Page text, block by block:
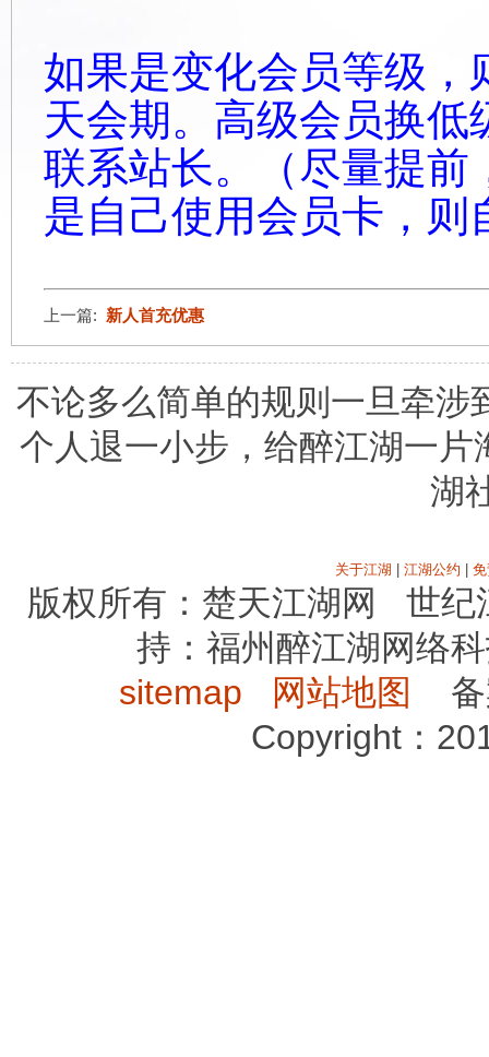
如果是变化会员等级
天会期。高级会员换
联系站长。（尽量提前
是自己使用会员卡，则
上一篇: 新人首充优惠
不论多么简单的规则一旦牵涉
个人退一小步，给醉江湖一
湖
关于江湖 江湖公约
版权所有：楚天江湖网 世
持：福州醉江湖网络
sitemap
网站地图
备
Copyright：